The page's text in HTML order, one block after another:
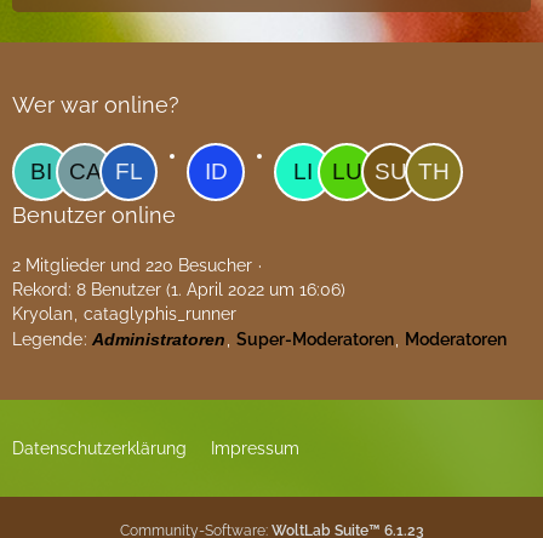
Wer war online?
Benutzer online
2 Mitglieder und 220 Besucher
Rekord: 8 Benutzer (1. April 2022 um 16:06)
Kryolan cataglyphis_runner
Legende Administratoren Super-Moderatoren Moderatoren
Datenschutzerklärung Impressum
Community-Software: WoltLab Suite™ 6.1.23